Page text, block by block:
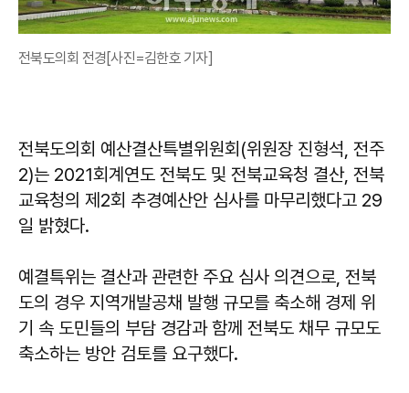
전북도의회 전경[사진=김한호 기자]
전북도의회 예산결산특별위원회(위원장 진형석, 전주
2)는 2021회계연도 전북도 및 전북교육청 결산, 전북
교육청의 제2회 추경예산안 심사를 마무리했다고 29
일 밝혔다.
예결특위는 결산과 관련한 주요 심사 의견으로, 전북
도의 경우 지역개발공채 발행 규모를 축소해 경제 위
기 속 도민들의 부담 경감과 함께 전북도 채무 규모도
축소하는 방안 검토를 요구했다.